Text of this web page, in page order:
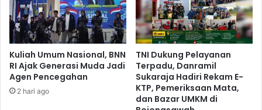
Kuliah Umum Nasional, BNN
RI Ajak Generasi Muda Jadi
Agen Pencegahan
2 hari ago
TNI Dukung Pelayanan
Terpadu, Danramil
Sukaraja Hadiri Rekam E-
KTP, Pemeriksaan Mata,
dan Bazar UMKM di